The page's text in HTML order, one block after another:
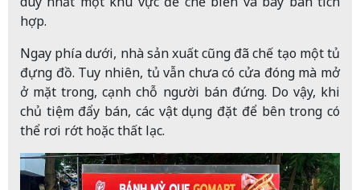
hợp.
Ngay phía dưới, nhà sản xuất cũng đã chế tạo một tủ
đựng đồ. Tuy nhiên, tủ vẫn chưa có cửa đóng mà mở
ở mặt trong, cạnh chỗ người bán đứng. Do vậy, khi
chủ tiệm đẩy bán, các vật dụng đặt để bên trong có
thể rơi rớt hoặc thất lạc.